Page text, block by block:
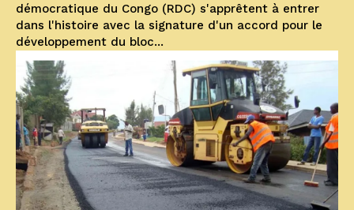
démocratique du Congo (RDC) s'apprêtent à entrer
dans l'histoire avec la signature d'un accord pour le
développement du bloc...